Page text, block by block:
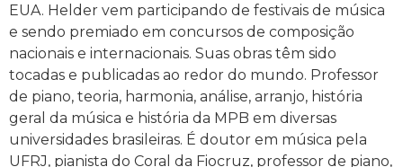
EUA. Helder vem participando de festivais de música
e sendo premiado em concursos de composição
nacionais e internacionais. Suas obras têm sido
tocadas e publicadas ao redor do mundo. Professor
de piano, teoria, harmonia, análise, arranjo, história
geral da música e história da MPB em diversas
universidades brasileiras. É doutor em música pela
UFRJ, pianista do Coral da Fiocruz, professor de piano,